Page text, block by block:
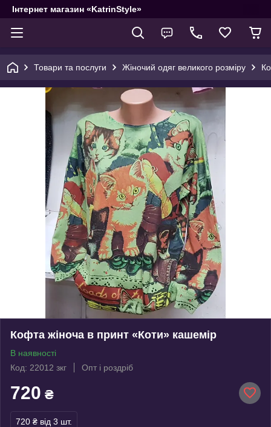
Інтернет магазин «KatrinStyle»
Товари та послуги Жіночий одяг великого розміру
Кофта жіноча в принт «Коти» кашемір
В наявності
Код: 22012 зкг
Опт і роздріб
720 ₴
720 ₴ від 3 шт.